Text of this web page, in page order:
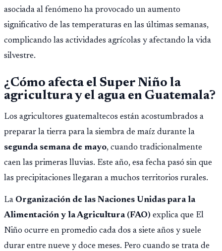
asociada al fenómeno ha provocado un aumento
significativo de las temperaturas en las últimas semanas,
complicando las actividades agrícolas y afectando la vida
silvestre.
¿Cómo afecta el Super Niño la
agricultura y el agua en Guatemala?
Los agricultores guatemaltecos están acostumbrados a
preparar la tierra para la siembra de maíz durante la
segunda semana de mayo, cuando tradicionalmente
caen las primeras lluvias. Este año, esa fecha pasó sin que
las precipitaciones llegaran a muchos territorios rurales.
La Organización de las Naciones Unidas para la
Alimentación y la Agricultura (FAO) explica que El
Niño ocurre en promedio cada dos a siete años y suele
durar entre nueve y doce meses. Pero cuando se trata de